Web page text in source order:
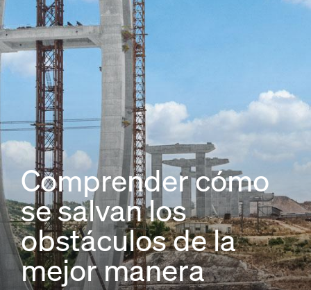
Comprender cómo
se salvan los
obstáculos de la
mejor manera